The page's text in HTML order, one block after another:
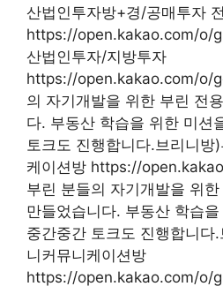
산법인투자방+경/공매투자
https://open.kakao.com/o/
산법인투자/지방투자
https://open.kakao.com/o/
의 자기개발을 위한 부린 전
다. 부동산 학습을 위한 미션
토크도 진행합니다.브리니방
케이션방 https://
부린 분들의 자기개발을 위
만들었습니다. 부동산 학습
중간중간 토크도 진행합니다
니커뮤니케이션방
https://open.kakao.com/o/